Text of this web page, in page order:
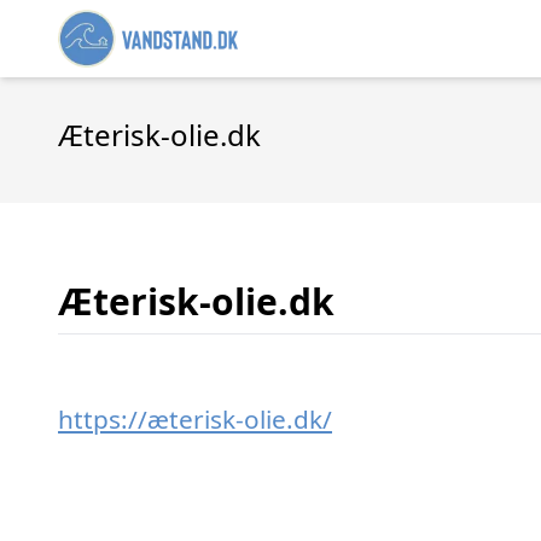
Æterisk-olie.dk
Æterisk-olie.dk
https://æterisk-olie.dk/